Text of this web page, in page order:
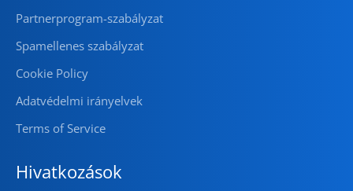
Partnerprogram-szabályzat
Spamellenes szabályzat
Cookie Policy
Adatvédelmi irányelvek
Terms of Service
Hivatkozások